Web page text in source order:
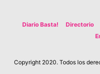
Diario Basta! Directorio
Copyright 2020. Todos los